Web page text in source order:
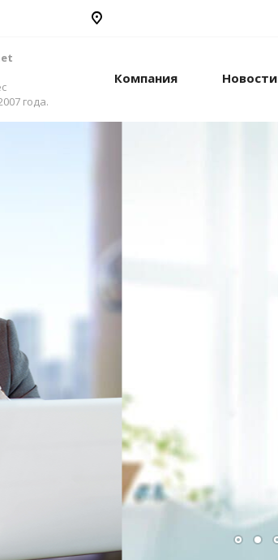
года.
Компания Новости
продажами и компанией с
CRM-систем.
интеграцию с внешними
процессы.